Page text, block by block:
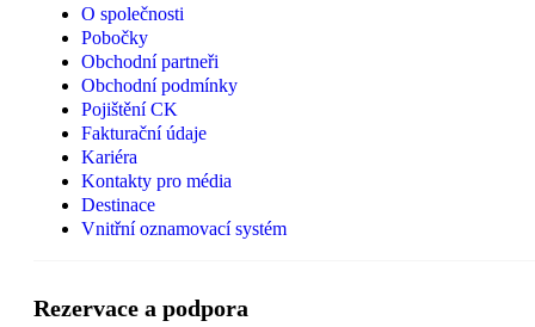
O společnosti
Pobočky
Obchodní partneři
Obchodní podmínky
Pojištění CK
Fakturační údaje
Kariéra
Kontakty pro média
Destinace
Vnitřní oznamovací systém
Rezervace a podpora